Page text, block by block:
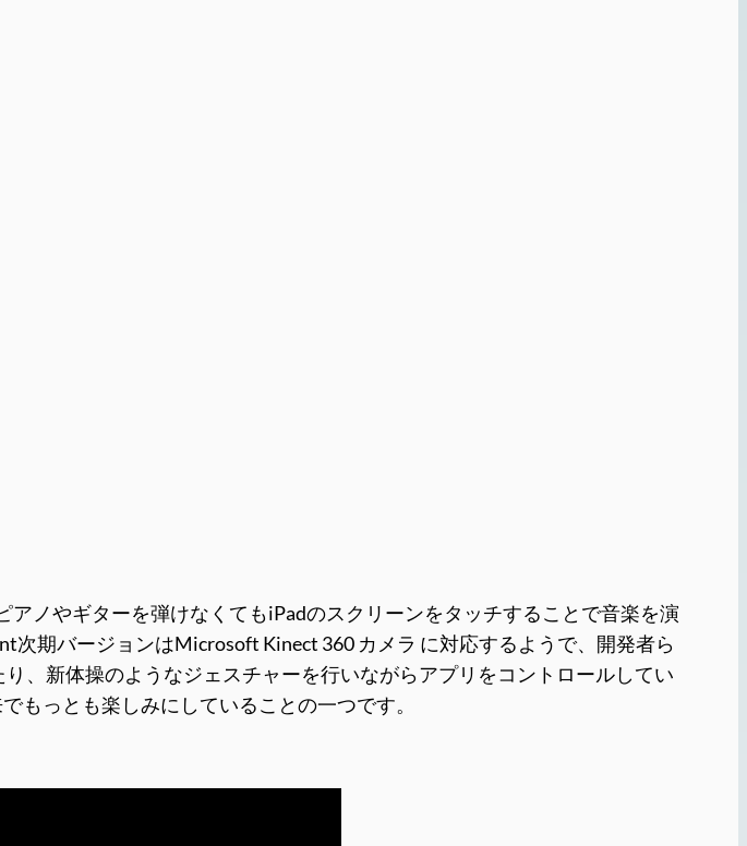
アノやギターを弾けなくてもiPadのスクリーンをタッチすることで音楽を演
次期バージョンはMicrosoft Kinect 360 カメラ に対応するようで、開発者ら
、新体操のようなジェスチャーを行いながらアプリをコントロールしてい
もっとも楽しみにしていることの一つです。